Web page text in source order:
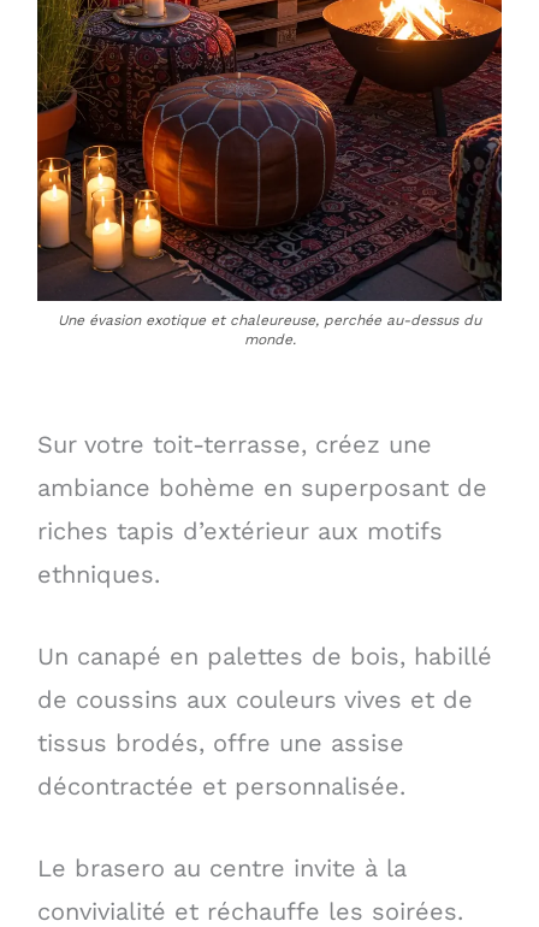
Une évasion exotique et chaleureuse, perchée au-dessus du
monde.
Sur votre toit-terrasse, créez une
ambiance bohème en superposant de
riches tapis d’extérieur aux motifs
ethniques.
Un canapé en palettes de bois, habillé
de coussins aux couleurs vives et de
tissus brodés, offre une assise
décontractée et personnalisée.
Le brasero au centre invite à la
convivialité et réchauffe les soirées.